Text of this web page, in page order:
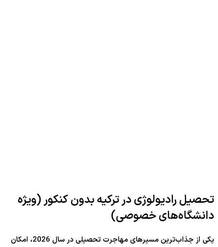
تحصیل رادیولوژی در ترکیه بدون کنکور (ویژه
دانشگاه‌های خصوصی)
یکی از جذاب‌ترین مسیرهای مهاجرت تحصیلی در سال 2026، امکان